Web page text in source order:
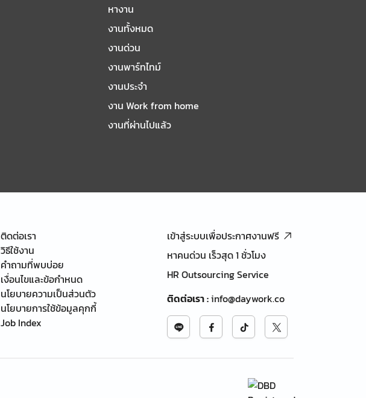
หางาน
งานทั้งหมด
งานด่วน
งานพาร์ทไทม์
งานประจำ
งาน Work from home
งานที่ผ่านไปแล้ว
ติดต่อเรา
วิธีใช้งาน
คำถามที่พบบ่อย
เงื่อนไขและข้อกำหนด
นโยบายความเป็นส่วนตัว
นโยบายการใช้ข้อมูลคุกกี้
Job Index
เข้าสู่ระบบเพื่อประกาศงานฟรี
หาคนด่วน เร็วสุด 1 ชั่วโมง
HR Outsourcing Service
ติดต่อเรา:info@daywork.co